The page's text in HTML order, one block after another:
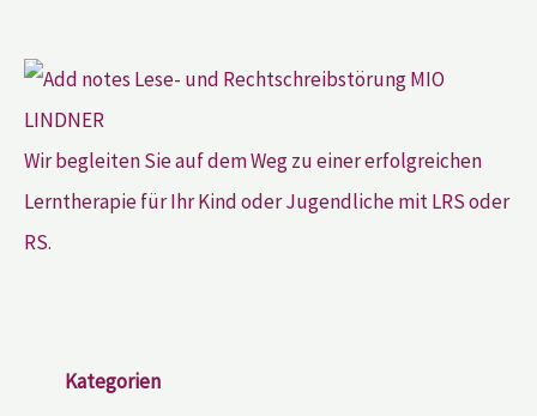
Wir begleiten Sie auf dem Weg zu einer erfolgreichen
Lerntherapie für Ihr Kind oder Jugendliche mit LRS oder
RS.
Kategorien